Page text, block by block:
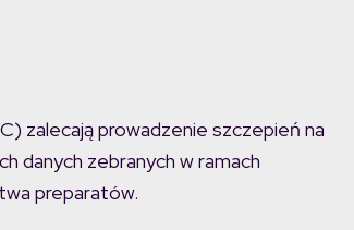
zalecają prowadzenie szczepień na
danych zebranych w ramach
preparatów.